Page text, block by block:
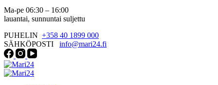
Ma-pe 06:30 – 16:00
lauantai, sunnuntai suljettu
PUHELIN +358 40 1899 000
SÄHKÖPOSTI info@mari24.fi